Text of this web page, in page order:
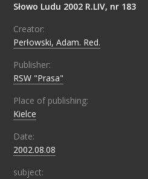
Słowo Ludu 2002 R.LIV, nr 183
Creator:
Perłowski, Adam. Red.
Publisher:
RSW "Prasa"
Place of publishing:
Kielce
Date:
2002.08.08
subject: